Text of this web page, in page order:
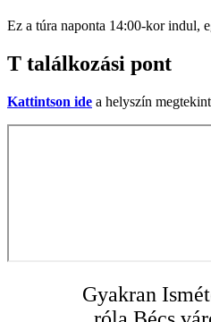
Ez a túra naponta 14:00-kor indul,
T találkozási pont
Kattintson ide a helyszín
Gyakran